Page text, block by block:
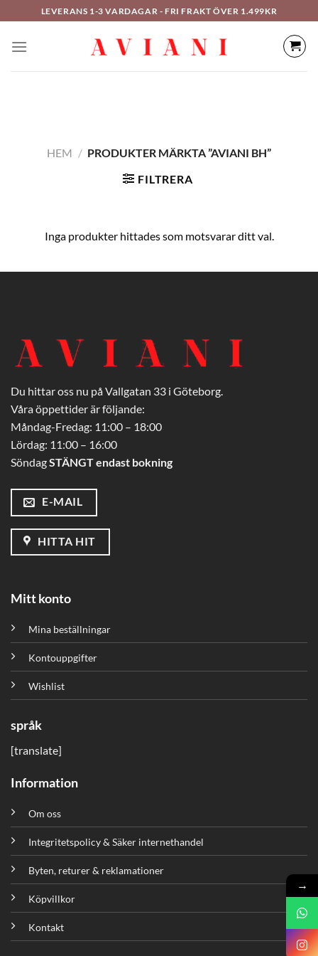
till
innehåll
LEVERANS 1-3 VARDAGAR - FRI FRAKT ÖVER 1.499KR
HEM / PRODUKTER MÄRKTA ”AVIANI BH”
FILTRERA
Inga produkter hittades som motsvarar ditt val.
Du hittar oss nu på Vallgatan 33 i Göteborg.
Våra öppettider är följande:
Måndag-Fredag: 11:00 – 18:00
Lördag: 11:00 – 16:00
SöndagSTÄNGT endast bokning
E-MAIL
HITTA HIT
Mitt konto
Mina beställningar
Kontouppgifter
Wishlist
språk
[translate]
Information
Om oss
Integritetspolicy & Säker internethandel
Byten, returer & reklamationer
Köpvillkor
Kontakt
→